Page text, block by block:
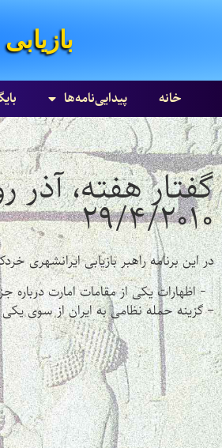
خانه پیدایی‌نامه‌ها
۲۹/۴/۲۰۱۰
در این برنامه راهبر بازیابی ایرانشهری
- اظهارات یکی از مقامات امارت درباره
– گزینه حمله نظامی به ایران از سوی